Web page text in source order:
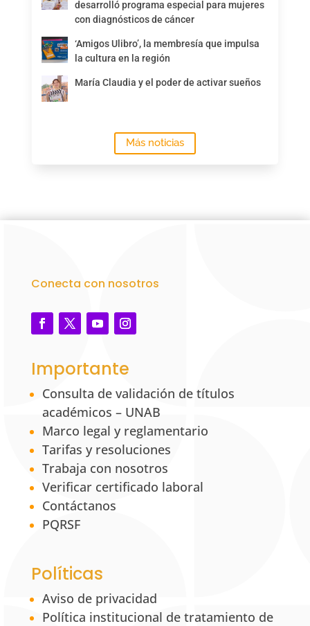
desarrolló programa especial para mujeres
con diagnósticos de cáncer
‘Amigos Ulibro’, la membresía que impulsa
la cultura en la región
María Claudia y el poder de activar sueños
Más noticias
Conecta con nosotros
Importante
Consulta de validación de títulos
académicos – UNAB
Marco legal y reglamentario
Tarifas y resoluciones
Trabaja con nosotros
Verificar certificado laboral
Contáctanos
PQRSF
Políticas
Aviso de privacidad
Política institucional de tratamiento de